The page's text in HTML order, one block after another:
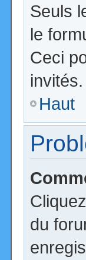
Seuls
le
Ceci
invités.
Haut
du